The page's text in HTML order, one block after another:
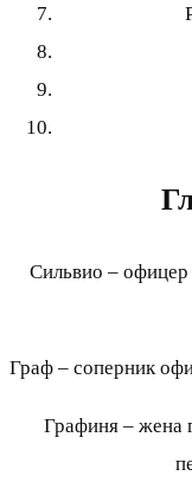
Сильвио –
Граф – соперник
Графиня – жена